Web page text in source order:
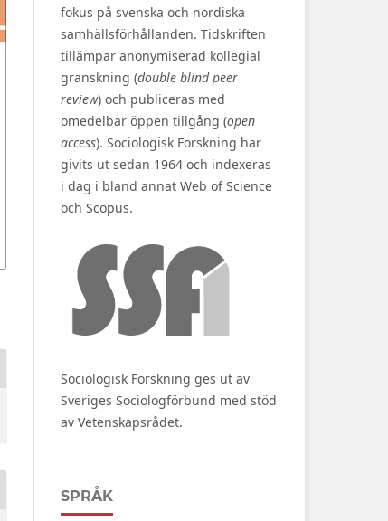
fokus på svenska och nordiska
samhällsförhållanden. Tidskriften
tillämpar anonymiserad kollegial
granskning (double blind peer
review) och publiceras med
omedelbar öppen tillgång (open
access). Sociologisk Forskning har
givits ut sedan 1964 och indexeras
i dag i bland annat Web of Science
och Scopus.
Sociologisk Forskning ges ut av
Sveriges Sociologförbund med stöd
av Vetenskapsrådet.
SPRÅK